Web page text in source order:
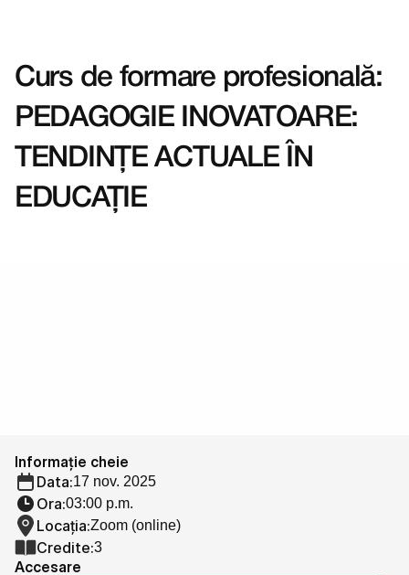
Acasă
Evenimente
Curs de formare profesională:
PEDAGOGIE INOVATOARE:
TENDINȚE ACTUALE ÎN
EDUCAȚIE
Informație cheie
Data:17 nov. 2025
Ora:03:00 p.m.
Locația:Zoom (online)
Credite:3
Accesare